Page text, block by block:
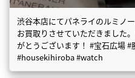
渋谷本店にてパネライのルミノ
お買取りさせていただきました
がとうございます！ #宝石広場 #
#housekihiroba #watch